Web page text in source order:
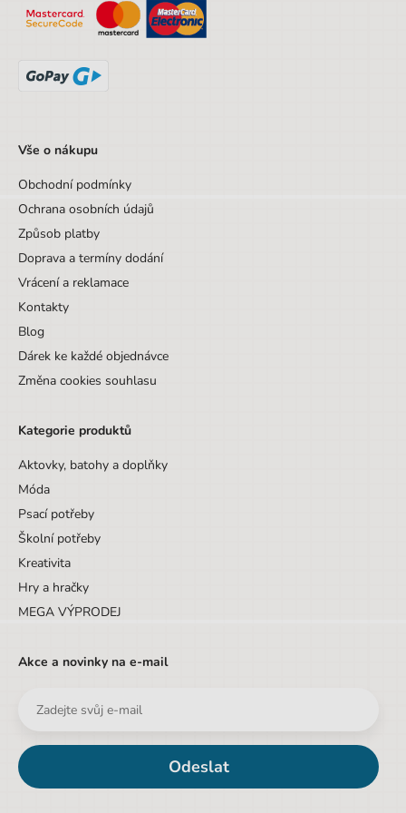
Šířka
Výška obalu
Věk od
Sada/Sety/Balíčky
Designová položka
Motiv
Hmotnost
Vše o nákupu
Obchodní podmínky
Ochrana osobních údajů
Způsob platby
Doprava a termíny dodání
Vrácení a reklamace
Kontakty
Blog
Dárek ke každé objednávce
Změna cookies souhlasu
Kategorie produktů
Aktovky, batohy a doplňky
Móda
Psací potřeby
Školní potřeby
Kreativita
Hry a hračky
MEGA VÝPRODEJ
Akce a novinky na e-mail
Odeslat